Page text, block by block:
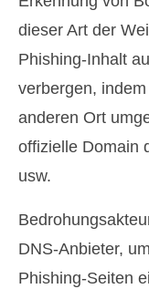
dieser Art der
Phishing-Inhalt
verbergen,
anderen Ort
offizielle Domain
usw.
DNS-Anbieter,
Phishing-Seiten